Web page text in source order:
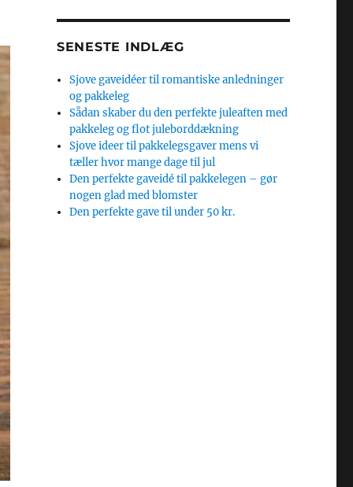
SENESTE INDLÆG
Sjove gaveidéer til romantiske anledninger
og pakkeleg
Sådan skaber du den perfekte juleaften med
pakkeleg og flot juleborddækning
Sjove ideer til pakkelegsgaver mens vi
tæller hvor mange dage til jul
Den perfekte gaveidé til pakkelegen – gør
nogen glad med blomster
Den perfekte gave til under 50 kr.